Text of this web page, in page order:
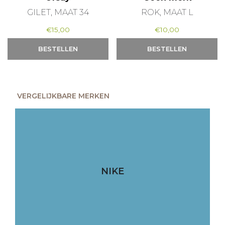
GILET, MAAT 34
€15,00
BESTELLEN
ROK, MAAT L
€10,00
BESTELLEN
VERGELIJKBARE MERKEN
NIKE